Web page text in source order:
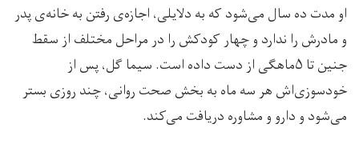
او مدت ده سال می‌شود که به دلایلی، اجازه‌ی رفتن به خانه‌ی پدر
و مادرش را ندارد و چهار کودکش را در مراحل مختلف از سقط
جنین تا ۵ماهگی از دست داده است. سیما گل، پس از
خودسوزی‌اش هر سه ماه به بخش صحت روانی، چند روزی بستر
می‌شود و دارو و مشاوره دریافت می‌کند.